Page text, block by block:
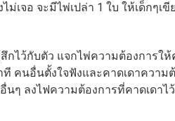
เจอ จะมีไพ่เปล่า 1 ใบ ให้เด็กๆ
กไว้กับตัว แจกไพ่ความต้องการให้
คนอื่นตั้งใจฟังและคาดเดาความ
นๆ ลงไฟความต้องการที่คาดเดา